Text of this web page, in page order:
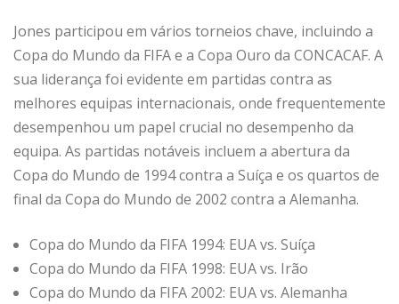
Jones participou em vários torneios chave, incluindo a
Copa do Mundo da FIFA e a Copa Ouro da CONCACAF. A
sua liderança foi evidente em partidas contra as
melhores equipas internacionais, onde frequentemente
desempenhou um papel crucial no desempenho da
equipa. As partidas notáveis incluem a abertura da
Copa do Mundo de 1994 contra a Suíça e os quartos de
final da Copa do Mundo de 2002 contra a Alemanha.
Copa do Mundo da FIFA 1994: EUA vs. Suíça
Copa do Mundo da FIFA 1998: EUA vs. Irão
Copa do Mundo da FIFA 2002: EUA vs. Alemanha